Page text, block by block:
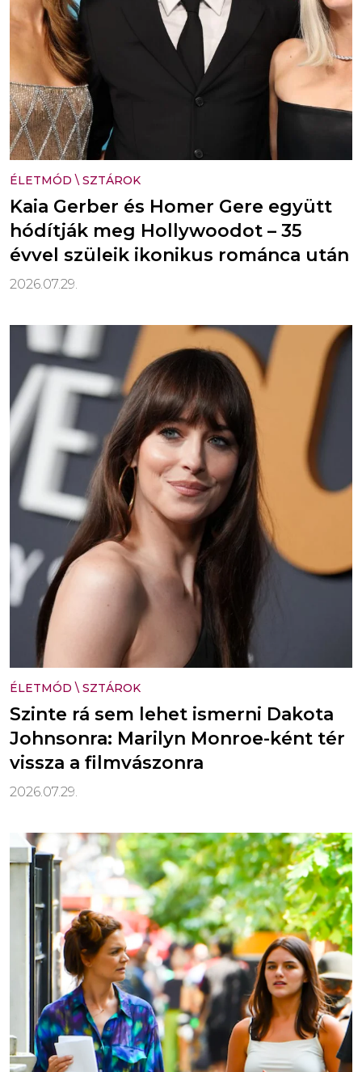
ÉLETMÓD \ SZTÁROK
Kaia Gerber és Homer Gere együtt
hódítják meg Hollywoodot – 35
évvel szüleik ikonikus románca után
2026.07.29.
ÉLETMÓD \ SZTÁROK
Szinte rá sem lehet ismerni Dakota
Johnsonra: Marilyn Monroe-ként tér
vissza a filmvászonra
2026.07.29.